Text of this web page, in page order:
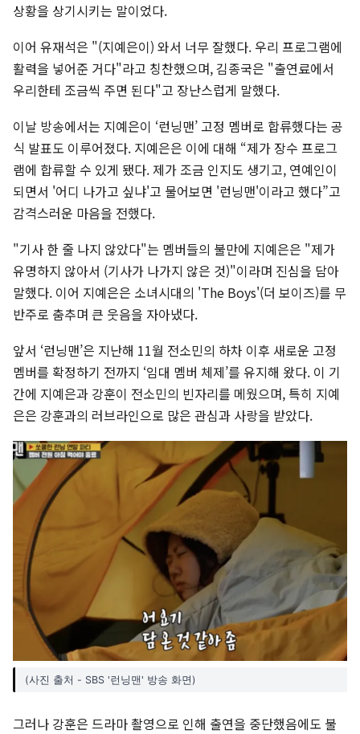
상황을 상기시키는 말이었다.
이어 유재석은 "(지예은이) 와서 너무 잘했다. 우리 프로그램에
활력을 넣어준 거다"라고 칭찬했으며, 김종국은 "출연료에서
우리한테 조금씩 주면 된다"고 장난스럽게 말했다.
이날 방송에서는 지예은이 ‘런닝맨’ 고정 멤버로 합류했다는 공
식 발표도 이루어졌다. 지예은은 이에 대해 “제가 장수 프로그
램에 합류할 수 있게 됐다. 제가 조금 인지도 생기고, 연예인이
되면서 '어디 나가고 싶냐'고 물어보면 '런닝맨'이라고 했다”고
감격스러운 마음을 전했다.
"기사 한 줄 나지 않았다"는 멤버들의 불만에 지예은은 "제가
유명하지 않아서 (기사가 나가지 않은 것)"이라며 진심을 담아
말했다. 이어 지예은은 소녀시대의 'The Boys'(더 보이즈)를 무
반주로 춤추며 큰 웃음을 자아냈다.
앞서 ‘런닝맨’은 지난해 11월 전소민의 하차 이후 새로운 고정
멤버를 확정하기 전까지 ‘임대 멤버 체제’를 유지해 왔다. 이 기
간에 지예은과 강훈이 전소민의 빈자리를 메웠으며, 특히 지예
은은 강훈과의 러브라인으로 많은 관심과 사랑을 받았다.
(사진 출처 - SBS '런닝맨' 방송 화면)
그러나 강훈은 드라마 촬영으로 인해 출연을 중단했음에도 불